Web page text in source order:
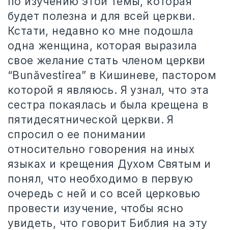
будет полезна и для всей церкви.
Кстати, недавно ко мне подошла
одна женщина, которая выразила
свое желание стать членом церкви
“Bunăvestirea” в Кишиневе, пастором
которой я являюсь. Я узнал, что эта
сестра покаялась и была крещена в
пятидесятнической церкви. Я
спросил о ее понимании
относительно говорения на иных
языках и крещения Духом Святым и
понял, что необходимо в первую
очередь с ней и со всей церковью
провести изучение, чтобы ясно
увидеть, что говорит Библия на эту